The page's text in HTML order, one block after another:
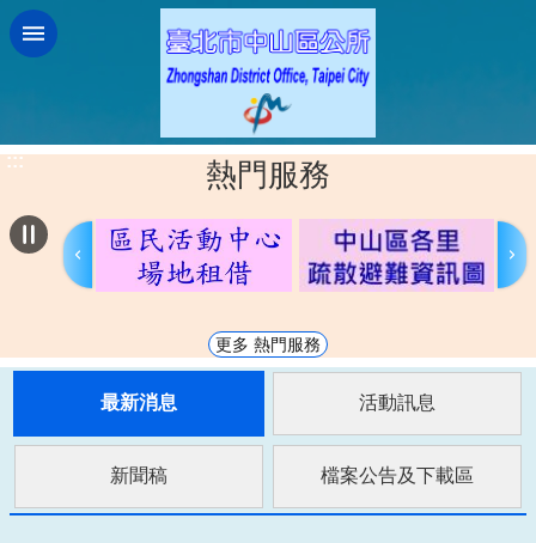
跳到主要內容區塊
::: 熱門服務
更多 熱門服務
最新消息 活動訊息
新聞稿 檔案公告及下載區